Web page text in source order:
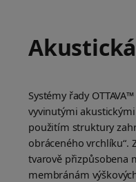
Systémy řady
vyvinutými
použitím struktury
obráceného vrchlíku“.
tvarově přizpůsobena
membránám